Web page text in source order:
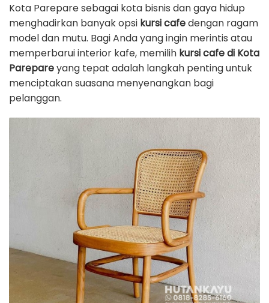
Kota Parepare sebagai kota bisnis dan gaya hidup
menghadirkan banyak opsi kursi cafedengan ragam
model dan mutu. Bagi Anda yang ingin merintis atau
memperbarui interior kafe, memilih kursi cafe di Kota
Parepareyang tepat adalah langkah penting untuk
menciptakan suasana menyenangkan bagi
pelanggan.